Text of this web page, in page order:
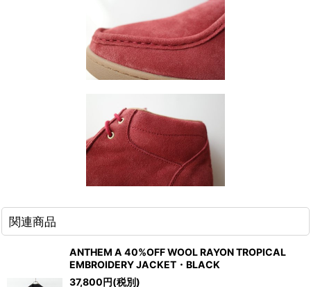
関連商品
ANTHEM A 40%OFF WOOL RAYON TROPICAL
EMBROIDERY JACKET・BLACK
37,800円(税別)